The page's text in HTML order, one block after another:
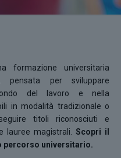
formazione universitaria
pensata per sviluppare
del lavoro e nella
in modalità tradizionale o
titoli riconosciuti e
lauree magistrali. Scopri il
percorso universitario.